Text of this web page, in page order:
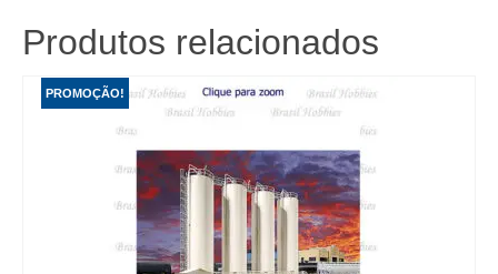
Produtos relacionados
PROMOÇÃO!